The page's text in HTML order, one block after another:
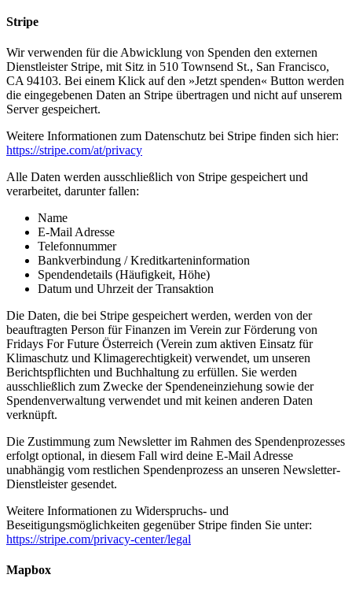
Stripe
Wir verwenden für die Abwicklung von Spenden den externen
Dienstleister Stripe, mit Sitz in 510 Townsend St., San Francisco,
CA 94103. Bei einem Klick auf den »Jetzt spenden« Button werden
die eingegebenen Daten an Stripe übertragen und nicht auf unserem
Server gespeichert.
Weitere Informationen zum Datenschutz bei Stripe finden sich hier:
https://stripe.com/at/privacy
Alle Daten werden ausschließlich von Stripe gespeichert und
verarbeitet, darunter fallen:
Name
E-Mail Adresse
Telefonnummer
Bankverbindung / Kreditkarteninformation
Spendendetails (Häufigkeit, Höhe)
Datum und Uhrzeit der Transaktion
Die Daten, die bei Stripe gespeichert werden, werden von der
beauftragten Person für Finanzen im Verein zur Förderung von
Fridays For Future Österreich (Verein zum aktiven Einsatz für
Klimaschutz und Klimagerechtigkeit) verwendet, um unseren
Berichtspflichten und Buchhaltung zu erfüllen. Sie werden
ausschließlich zum Zwecke der Spendeneinziehung sowie der
Spendenverwaltung verwendet und mit keinen anderen Daten
verknüpft.
Die Zustimmung zum Newsletter im Rahmen des Spendenprozesses
erfolgt optional, in diesem Fall wird deine E-Mail Adresse
unabhängig vom restlichen Spendenprozess an unseren Newsletter-
Dienstleister gesendet.
Weitere Informationen zu Widerspruchs- und
Beseitigungsmöglichkeiten gegenüber Stripe finden Sie unter:
https://stripe.com/privacy-center/legal
Mapbox